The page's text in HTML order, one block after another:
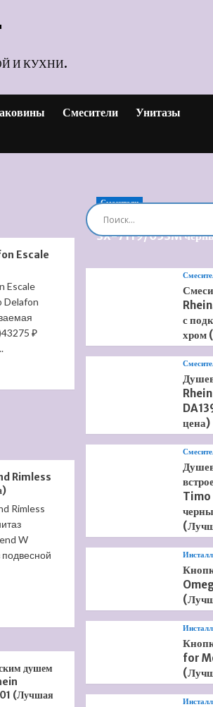
И КУХНИ.
Смесители Унитазы
Escale
Escale
Delafon
₽
Rimless
Rimless
W
подвесной
душем
(Лучшая
Смесители
Душевая система
SX-7119/03SM
с
хром
цена)
for